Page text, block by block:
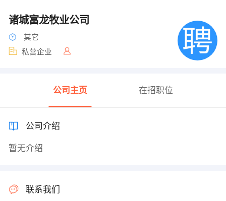
诸城富龙牧业公司
其它
私营企业
公司主页 在招职位
公司介绍
暂无介绍
联系我们